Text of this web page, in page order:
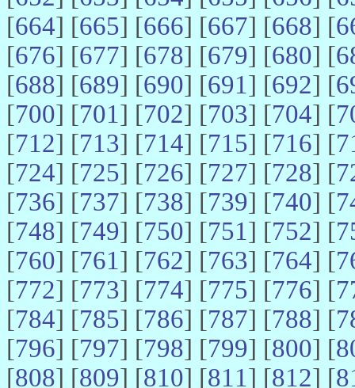
[664] [665] [666] [667] [668] [
[676] [677] [678] [679] [680] [
[688] [689] [690] [691] [692] [
[700] [701] [702] [703] [704] [
[712] [713] [714] [715] [716] [
[724] [725] [726] [727] [728] [
[736] [737] [738] [739] [740] [
[748] [749] [750] [751] [752] [
[760] [761] [762] [763] [764] [
[772] [773] [774] [775] [776] [
[784] [785] [786] [787] [788] [
[796] [797] [798] [799] [800] [
[808] [809] [810] [811] [812] [